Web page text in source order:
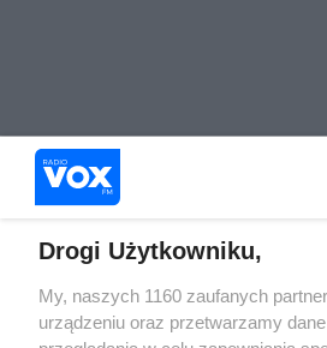
Drogi Użytkowniku,
My, naszych 1160 zaufanych
urządzeniu oraz przetwarzamy